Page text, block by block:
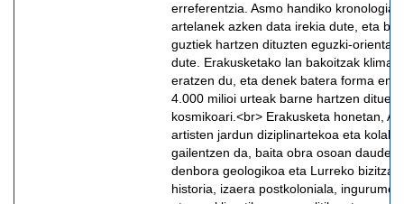
erreferentzia. Asmo handiko kronologia
artelanek azken data irekia dute, eta
guztiek hartzen dituzten eguzki-
dute. Erakusketako lan bakoitzak klima
eratzen du, eta denek batera forma
4.000 milioi urteak barne hartzen dituen
kosmikoari.<br> Erakusketa honetan,
artisten jardun diziplinartekoa eta
gailentzen da, baita obra osoan dauden
denbora geologikoa eta Lurreko
historia, izaera postkoloniala,